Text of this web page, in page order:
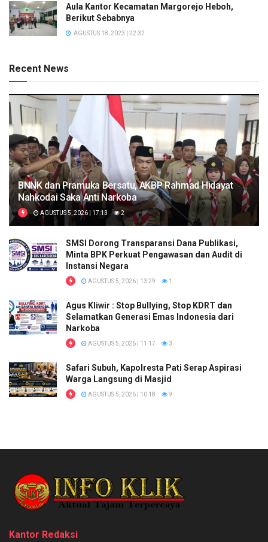
Aula Kantor Kecamatan Margorejo Heboh,
Berikut Sebabnya
AGUSTUS 18, 2023 | 22:32
Recent News
BNNK dan Pramuka Bersatu, AKBP Rahmad Hidayat
Nahkodai Saka Anti Narkoba
AGUSTUS 5, 2026 | 17:13 2
SMSI Dorong Transparansi Dana Publikasi,
Minta BPK Perkuat Pengawasan dan Audit di
Instansi Negara
AGUSTUS 5, 2026 | 13:29 1
Agus Kliwir : Stop Bullying, Stop KDRT dan
Selamatkan Generasi Emas Indonesia dari
Narkoba
AGUSTUS 5, 2026 | 11:17 3
Safari Subuh, Kapolresta Pati Serap Aspirasi
Warga Langsung di Masjid
AGUSTUS 5, 2026 | 10:18 9
Kantor Redaksi